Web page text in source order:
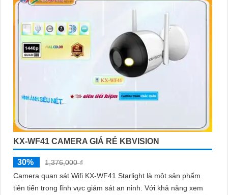
KX-WF41 CAMERA GIÁ RẺ KBVISION
30%
1,376,000 ₫
Camera quan sát Wifi KX-WF41 Starlight là một sản phẩm
tiên tiến trong lĩnh vực giám sát an ninh. Với khả năng xem